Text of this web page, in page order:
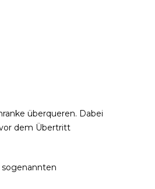
überqueren. Dabei
dem Übertritt